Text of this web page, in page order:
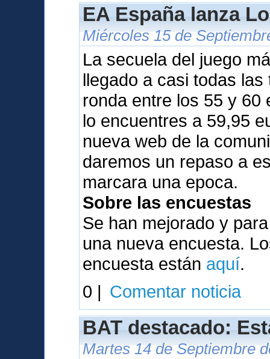
EA España lanza
Miércoles 15 de
La secuela del juego
llegado a casi todas
ronda entre los 55 y 60
lo encuentres a 59,95
nueva web de la
daremos un repaso a
marcara una epoca.
Sobre las encuestas
Se han mejorado y
una nueva encuesta.
encuesta están aquí.
0 | Comentar noticia
BAT destacado:
Martes 14 de Septiembre